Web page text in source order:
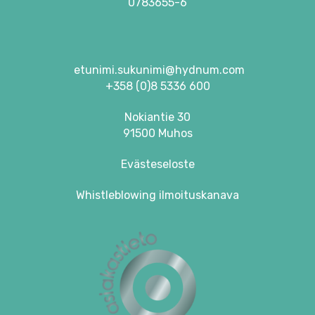
etunimi.sukunimi@hydnum.com
+358 (0)8 5336 600
Nokiantie 30
91500 Muhos
Evästeseloste
Whistleblowing ilmoituskanava